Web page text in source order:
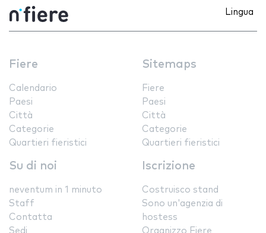
Lingua
Fiere
Calendario
Paesi
Città
Categorie
Quartieri fieristici
Sitemaps
Fiere
Paesi
Città
Categorie
Quartieri fieristici
Su di noi
neventum in 1 minuto
Staff
Contatta
Sedi
Iscrizione
Costruisco stand
Sono un'agenzia di
hostess
Organizzo Fiere